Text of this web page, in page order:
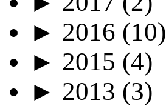
► 2016 (10)
► 2015 (4)
► 2013 (3)